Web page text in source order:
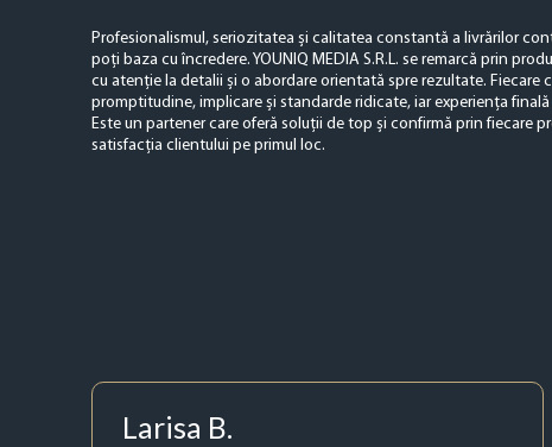
Profesionalismul, seriozitatea și calitatea constantă a livrărilor
poți baza cu încredere. YOUNIQ MEDIA S.R.L. se remarcă prin
cu atenție la detalii și o abordare orientată spre rezultate. Fiecare
promptitudine, implicare și standarde ridicate, iar experiența
Este un partener care oferă soluții de top și confirmă prin fiecare
satisfacția clientului pe primul loc.
Larisa B.